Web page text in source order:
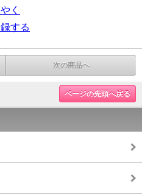
く
する
次の商品へ
ページの先頭へ戻る